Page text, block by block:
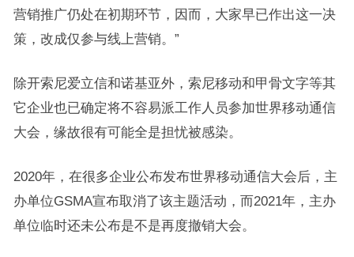
营销推广仍处在初期环节，因而，大家早已作出这一决
策，改成仅参与线上营销。”
除开索尼爱立信和诺基亚外，索尼移动和甲骨文字等其
它企业也已确定将不容易派工作人员参加世界移动通信
大会，缘故很有可能全是担忧被感染。
2020年，在很多企业公布发布世界移动通信大会后，主
办单位GSMA宣布取消了该主题活动，而2021年，主办
单位临时还未公布是不是再度撤销大会。